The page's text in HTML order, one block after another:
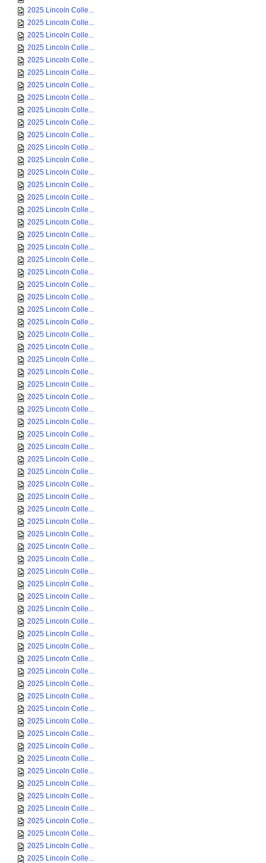
2025 Lincoln Colle...
2025 Lincoln Colle...
2025 Lincoln Colle...
2025 Lincoln Colle...
2025 Lincoln Colle...
2025 Lincoln Colle...
2025 Lincoln Colle...
2025 Lincoln Colle...
2025 Lincoln Colle...
2025 Lincoln Colle...
2025 Lincoln Colle...
2025 Lincoln Colle...
2025 Lincoln Colle...
2025 Lincoln Colle...
2025 Lincoln Colle...
2025 Lincoln Colle...
2025 Lincoln Colle...
2025 Lincoln Colle...
2025 Lincoln Colle...
2025 Lincoln Colle...
2025 Lincoln Colle...
2025 Lincoln Colle...
2025 Lincoln Colle...
2025 Lincoln Colle...
2025 Lincoln Colle...
2025 Lincoln Colle...
2025 Lincoln Colle...
2025 Lincoln Colle...
2025 Lincoln Colle...
2025 Lincoln Colle...
2025 Lincoln Colle...
2025 Lincoln Colle...
2025 Lincoln Colle...
2025 Lincoln Colle...
2025 Lincoln Colle...
2025 Lincoln Colle...
2025 Lincoln Colle...
2025 Lincoln Colle...
2025 Lincoln Colle...
2025 Lincoln Colle...
2025 Lincoln Colle...
2025 Lincoln Colle...
2025 Lincoln Colle...
2025 Lincoln Colle...
2025 Lincoln Colle...
2025 Lincoln Colle...
2025 Lincoln Colle...
2025 Lincoln Colle...
2025 Lincoln Colle...
2025 Lincoln Colle...
2025 Lincoln Colle...
2025 Lincoln Colle...
2025 Lincoln Colle...
2025 Lincoln Colle...
2025 Lincoln Colle...
2025 Lincoln Colle...
2025 Lincoln Colle...
2025 Lincoln Colle...
2025 Lincoln Colle...
2025 Lincoln Colle...
2025 Lincoln Colle...
2025 Lincoln Colle...
2025 Lincoln Colle...
2025 Lincoln Colle...
2025 Lincoln Colle...
2025 Lincoln Colle...
2025 Lincoln Colle...
2025 Lincoln Colle...
2025 Lincoln Colle...